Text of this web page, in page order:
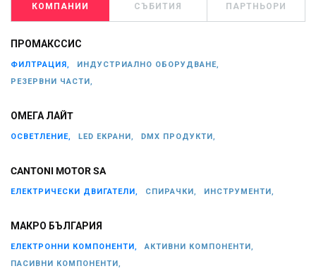
КОМПАНИИ СЪБИТИЯ ПАРТНЬОРИ
ПРОМАКССИС
ФИЛТРАЦИЯ,
ИНДУСТРИАЛНО ОБОРУДВАНЕ,
РЕЗЕРВНИ ЧАСТИ,
ОМЕГА ЛАЙT
ОСВЕТЛЕНИЕ, LED ЕКРАНИ, DMX ПРОДУКТИ,
CANTONI MOTOR SA
ЕЛЕКТРИЧЕСКИ ДВИГАТЕЛИ, СПИРАЧКИ, ИНСТРУМЕНТИ,
МАКРО БЪЛГАРИЯ
ЕЛЕКТРОННИ КОМПОНЕНТИ,
АКТИВНИ КОМПОНЕНТИ,
ПАСИВНИ КОМПОНЕНТИ,